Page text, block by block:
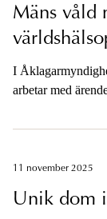
Mäns våld
I
arbetar med
Ingegerd Jigin.
ättika-ärendet.
11 november 2025
Unik dom